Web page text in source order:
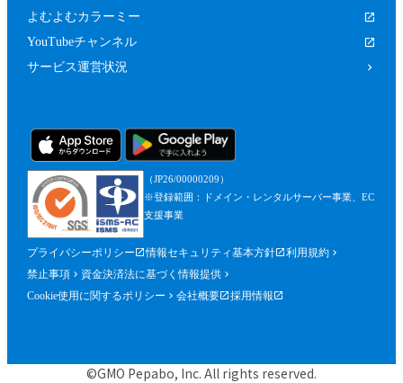
よむよむカラーミー
YouTubeチャンネル
サービス運営状況
（JP26/00000209）
※登録範囲：ドメイン・レンタルサーバー事業、EC
支援事業
プライバシーポリシー 情報セキュリティ基本方針
利用規約
禁止事項
資金決済法に基づく情報提供
Cookie使用に関するポリシー
会社概要 採用情報
©GMO Pepabo, Inc. All rights reserved.